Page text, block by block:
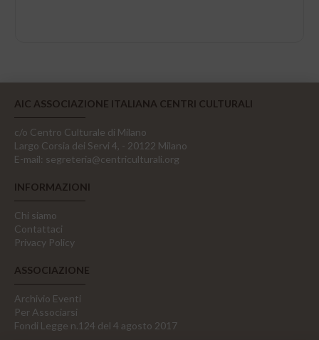
AIC ASSOCIAZIONE ITALIANA CENTRI CULTURALI
c/o Centro Culturale di Milano
Largo Corsia dei Servi 4, - 20122 Milano
E-mail: segreteria@centriculturali.org
INFORMAZIONI
Chi siamo
Contattaci
Privacy Policy
ASSOCIAZIONE
Archivio Eventi
Per Associarsi
Fondi Legge n.124 del 4 agosto 2017